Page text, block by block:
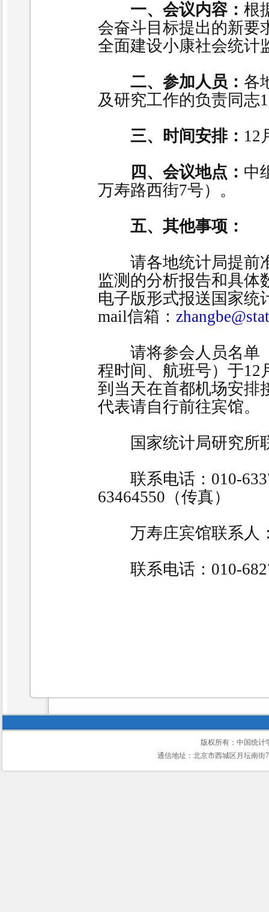
一、会议内容： 根
会奋斗目标提出的新要
全面建设小康社会统计
二、参加人员： 各
及研究工作的负责同志1
三、时间安排： 12
四、会议地点： 中
万寿路西街7号）。
五、其他事项：
请各地统计局提前
监测的分析报告和具体
电子版形式报送国家统
mail信箱：
请将参会人员名单
程时间、航班号）于12
到当天在首都机场安排
代表请自行前往宾馆。
国家统计局研究所
联系电话： 010-
63464550 （传真）
万寿庄宾馆联系人
联系电话： 010-
版权所有：中国统计
通信地址：北京市西城区月坛南